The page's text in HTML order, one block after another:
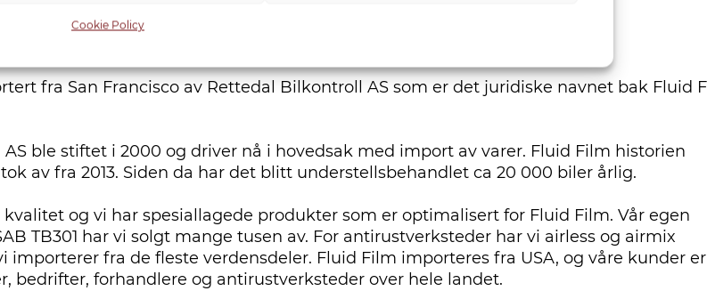
Cookie Policy
fra San Francisco av Rettedal Bilkontroll AS som er det juridiske navnet bak Fluid
ble stiftet i 2000 og driver nå i hovedsak med import av varer. Fluid Film historien
av fra 2013. Siden da har det blitt understellsbehandlet ca 20 000 biler årlig.
og vi har spesiallagede produkter som er optimalisert for Fluid Film. Vår egen
TB301 har vi solgt mange tusen av. For antirustverksteder har vi airless og airmix
importerer fra de fleste verdensdeler. Fluid Film importeres fra USA, og våre kunder er
bedrifter, forhandlere og antirustverksteder over hele landet.